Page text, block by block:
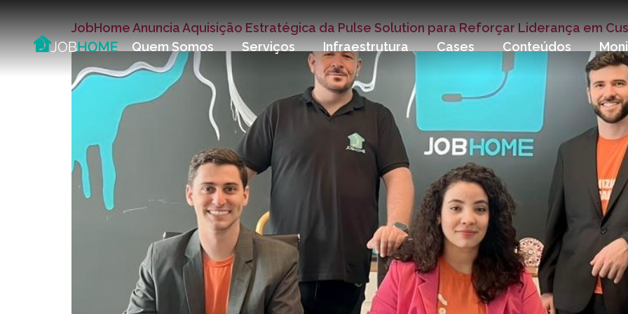
Quem Somos Serviços Infraestrutura Cases Conteúdos
JobHome Anuncia Aquisição Estratégica da Pulse Solution para Reforçar Liderança em